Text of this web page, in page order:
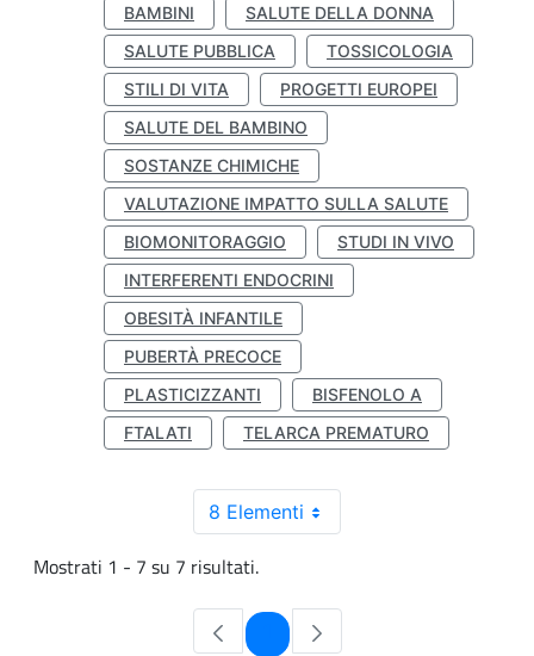
BAMBINI
SALUTE DELLA DONNA
SALUTE PUBBLICA
TOSSICOLOGIA
STILI DI VITA
PROGETTI EUROPEI
SALUTE DEL BAMBINO
SOSTANZE CHIMICHE
VALUTAZIONE IMPATTO SULLA SALUTE
BIOMONITORAGGIO
STUDI IN VIVO
INTERFERENTI ENDOCRINI
OBESITÀ INFANTILE
PUBERTÀ PRECOCE
PLASTICIZZANTI
BISFENOLO A
FTALATI
TELARCA PREMATURO
8 Elementi
Mostrati 1 - 7 su 7 risultati.
Pagina